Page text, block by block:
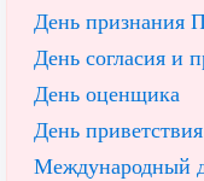
День признания
День согласия и
День оценщика
День приветствия
Международный